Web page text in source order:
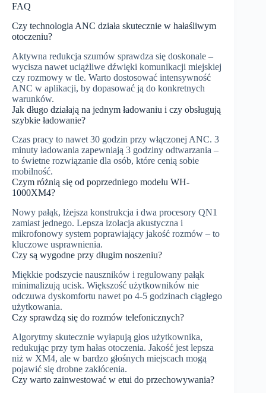
FAQ
Czy technologia ANC działa skutecznie w hałaśliwym
otoczeniu?
Aktywna redukcja szumów sprawdza się doskonale –
wycisza nawet uciążliwe dźwięki komunikacji miejskiej
czy rozmowy w tle. Warto dostosować intensywność
ANC w aplikacji, by dopasować ją do konkretnych
warunków.
Jak długo działają na jednym ładowaniu i czy obsługują
szybkie ładowanie?
Czas pracy to nawet 30 godzin przy włączonej ANC. 3
minuty ładowania zapewniają 3 godziny odtwarzania –
to świetne rozwiązanie dla osób, które cenią sobie
mobilność.
Czym różnią się od poprzedniego modelu WH-
1000XM4?
Nowy pałąk, lżejsza konstrukcja i dwa procesory QN1
zamiast jednego. Lepsza izolacja akustyczna i
mikrofonowy system poprawiający jakość rozmów – to
kluczowe usprawnienia.
Czy są wygodne przy długim noszeniu?
Miękkie podszycie nauszników i regulowany pałąk
minimalizują ucisk. Większość użytkowników nie
odczuwa dyskomfortu nawet po 4-5 godzinach ciągłego
użytkowania.
Czy sprawdzą się do rozmów telefonicznych?
Algorytmy skutecznie wyłapują głos użytkownika,
redukując przy tym hałas otoczenia. Jakość jest lepsza
niż w XM4, ale w bardzo głośnych miejscach mogą
pojawić się drobne zakłócenia.
Czy warto zainwestować w etui do przechowywania?